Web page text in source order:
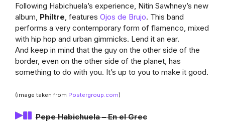
Following Habichuela’s experience, Nitin Sawhney’s new
album, Philtre , features Ojos de Brujo. This band
performs a very contemporary form of flamenco, mixed
with hip hop and urban gimmicks. Lend it an ear.
And keep in mind that the guy on the other side of the
border, even on the other side of the planet, has
something to do with you. It’s up to you to make it good.
(image taken from Postergroup.com)
Pepe Habichuela – En el Grec